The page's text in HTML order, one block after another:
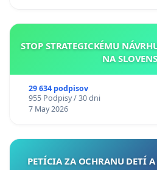
STOP STRATEGICKÉMU
NA
29 634 podpisov
955 Podpisy / 30 dni
7 May 2026
PETÍCIA ZA OCHRANU DETÍ A